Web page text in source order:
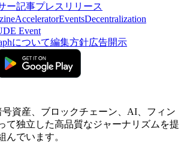
ー記事プレスリリース
AcceleratorEventsDecentralization
Event
について編集方針広告開示
号資産、ブロックチェーン、AI、フィン
て独立した高品質なジャーナリズムを提
んでいます。